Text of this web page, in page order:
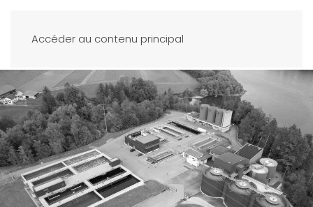
Accéder au contenu principal
.